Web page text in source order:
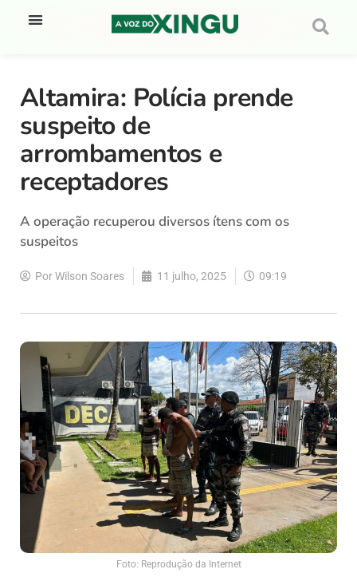
Altamira: Polícia prende
suspeito de
arrombamentos e
receptadores
A operação recuperou diversos ítens com os
suspeitos
PorWilson Soares 11 julho, 2025 09:19
Foto: Reprodução da Internet